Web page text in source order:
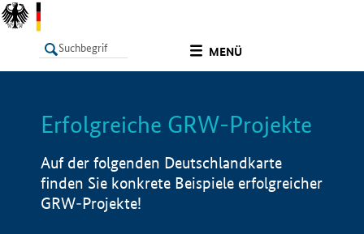
MENÜ
LISTE Info
Erfolgreiche GRW-Projekte
Auf der folgenden Deutschlandkarte
finden Sie konkrete Beispiele erfolgreicher
GRW-Projekte!